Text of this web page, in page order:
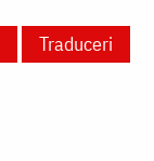
Traduceri